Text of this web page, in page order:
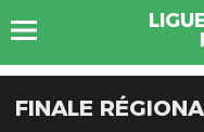
FINALE